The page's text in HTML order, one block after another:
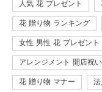
人気 花 プレゼント
花 贈り物 ランキング
女性 男性 花 プレゼント
アレンジメント 開店祝い
花 贈り物 マナー 法